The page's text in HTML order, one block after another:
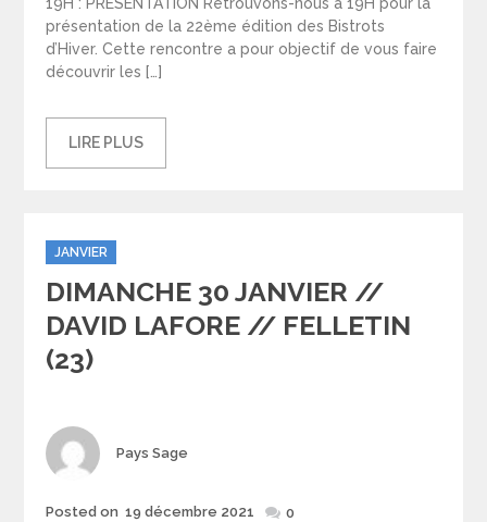
présentation de la 22ème édition des Bistrots
d’Hiver. Cette rencontre a pour objectif de vous faire
découvrir les […]
LIRE PLUS
Categories
JANVIER
DIMANCHE 30 JANVIER //
DAVID LAFORE // FELLETIN
(23)
Author
Pays Sage
Posted
Posted on 19 décembre 2021 0